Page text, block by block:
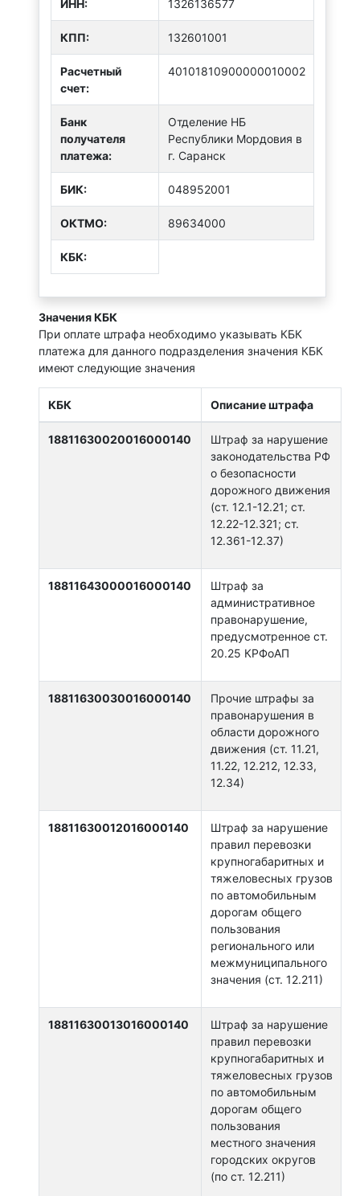
ИНН: 1326136577
КПП: 132601001
Расчетный
счет:
40101810900000010002
Банк
получателя
платежа:
Отделение НБ
Республики Мордовия в
г. Саранск
БИК: 048952001
ОКТMО: 89634000
КБК:
Значения КБК
При оплате штрафа необходимо указывать КБК
платежа для данного подразделения значения КБК
имеют следующие значения
КБК Описание штрафа
18811630020016000140
Штраф за нарушение
законодательства РФ
о безопасности
дорожного движения
(ст. 12.1-12.21; ст.
12.22-12.321; ст.
12.361-12.37)
18811643000016000140
Штраф за
административное
правонарушение,
предусмотренное ст.
20.25 КРФоАП
18811630030016000140
Прочие штрафы за
правонарушения в
области дорожного
движения (ст. 11.21,
11.22, 12.212, 12.33,
12.34)
18811630012016000140
Штраф за нарушение
правил перевозки
крупногабаритных и
тяжеловесных грузов
по автомобильным
дорогам общего
пользования
регионального или
межмуниципального
значения (ст. 12.211)
18811630013016000140
Штраф за нарушение
правил перевозки
крупногабаритных и
тяжеловесных грузов
по автомобильным
дорогам общего
пользования
местного значения
городских округов
(по ст. 12.211)